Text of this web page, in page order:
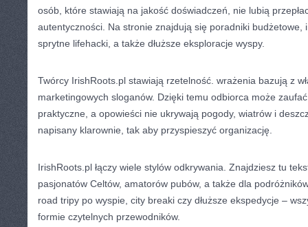
osób, które stawiają na jakość doświadczeń, nie lubią
autentyczności. Na stronie znajdują się poradniki budżetowe,
sprytne lifehacki, a także dłuższe eksploracje wyspy.
Twórcy IrishRoots.pl stawiają rzetelność. wrażenia bazują z
marketingowych sloganów. Dzięki temu odbiorca może
praktyczne, a opowieści nie ukrywają pogody, wiatrów i
napisany klarownie, tak aby przyspieszyć organizację.
IrishRoots.pl łączy wiele stylów odkrywania. Znajdziesz tu
pasjonatów Celtów, amatorów pubów, a także dla
road tripy po wyspie, city breaki czy dłuższe ekspedycje –
formie czytelnych przewodników.